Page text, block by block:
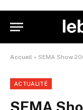
Accueil » SEMA Show
ACTUALITÉ